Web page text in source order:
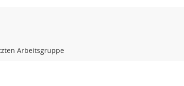
Arbeitsgruppe